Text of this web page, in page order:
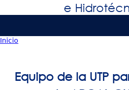
e
Tropical
Principal
Personal
está
Inicio
Equipo de la UTP